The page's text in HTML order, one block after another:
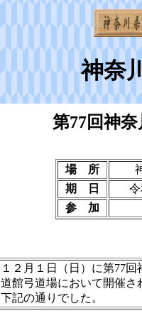
神奈
第77回神
場 所
期 日
参 加
１２月１日（日）に第77
道館弓道場において開催さ
下記の通りでした。